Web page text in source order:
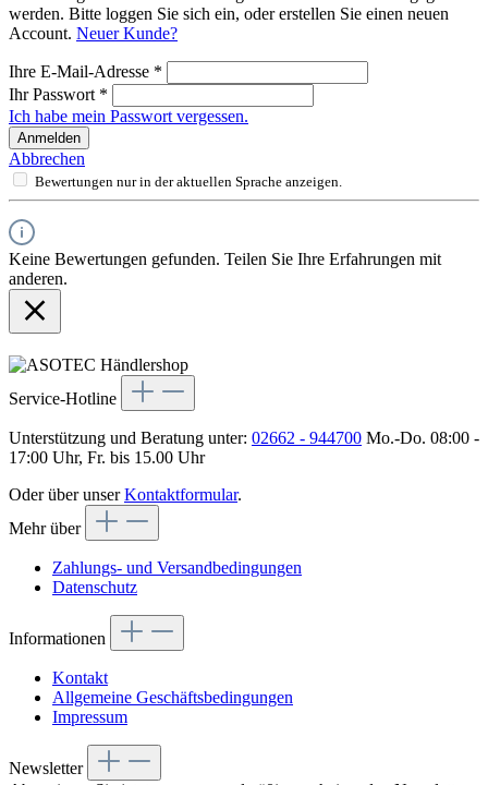
werden. Bitte loggen Sie sich ein, oder erstellen Sie einen neuen
Account. Neuer Kunde?
Ihre E-Mail-Adresse *
Ihr Passwort *
Ich habe mein Passwort vergessen.
Anmelden
Abbrechen
Bewertungen nur in der aktuellen Sprache anzeigen.
Keine Bewertungen gefunden. Teilen Sie Ihre Erfahrungen mit
anderen.
Service-Hotline
Unterstützung und Beratung unter: 02662 - 944700 Mo.-Do. 08:00 -
17:00 Uhr, Fr. bis 15.00 Uhr
Oder über unserKontaktformular.
Mehr über
Zahlungs- und Versandbedingungen
Datenschutz
Informationen
Kontakt
Allgemeine Geschäftsbedingungen
Impressum
Newsletter